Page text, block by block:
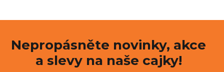
Nepropásněte novinky, akce
a slevy na naše cajky!